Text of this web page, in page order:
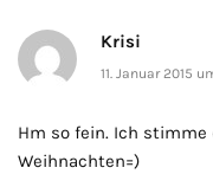
Krisi
11. Januar 2015
Hm so fein. Ich
Weihnachten=)